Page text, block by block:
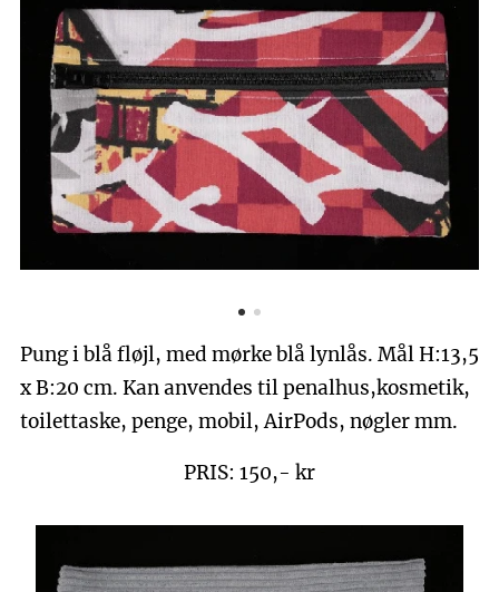
Pung i blå fløjl, med mørke blå lynlås. Mål H:13,5
x B:20 cm. Kan anvendes til penalhus,kosmetik,
toilettaske, penge, mobil, AirPods, nøgler mm.
PRIS: 150,- kr